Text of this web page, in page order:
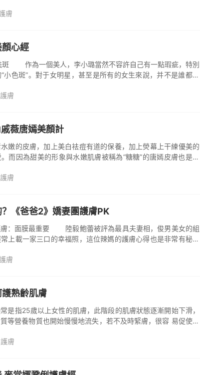
膚
心經
小色斑”。對于女明星，甚至是所有的女生來說，并不是誰都可
膚
薇唐嫣美顏計
嫩的皮膚，加上美白祛痘有道的保養，加上熒幕上干練優美的
而因為甜美的形象與水嫩肌膚被稱為“糖糖”的唐嫣皮膚也是非
膚
《爸爸2》嬌妻團護膚PK
評為最具夫妻相，俊男美女的組
上載一家三口的幸福照，這位辣媽的護膚心得也是非常有秘訣
膚
熟齡肌膚
是指25歲以上女性的肌膚，此階段的肌膚狀態逐漸開始下滑，
等營養物質也開始慢慢地流失，若不及時緊膚，很容 易促使肌
物理性療法不僅具有一定的風險，而且若是 保養不當，很容易
外，熟齡女性在緊膚時還應注意以下幾點。
膚